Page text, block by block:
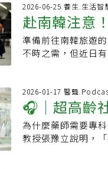
獲知女兒曾被解開
（約新台幣16萬
調查後最終證實男
務罪」，被警方正
《News1》報導，
同意，隨即展開施
開了少女的胸圍扣
吸及心跳，消防員
他「為何解開內衣
2026-06-25 養生.生活智
赴南韓注意
還會留紀錄
準備前往南韓旅遊
不時之需，但近日
藥」也同樣列入管
日於Threads上發文
因含有「二氫可待
（
日本人氣感冒藥「
2026-01-17 醫聲
🎧｜超高齡
把關?台灣
為什麼藥師需要專
教授張豫立說明，